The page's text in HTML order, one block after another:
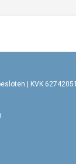
| KVK 62742051